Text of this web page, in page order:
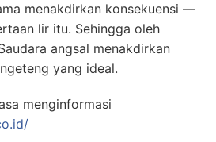
menakdirkan konsekuensi —
lir itu. Sehingga oleh
angsal menakdirkan
yang ideal.
menginformasi